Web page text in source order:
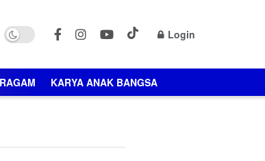
Login
RAGAM KARYA ANAK BANGSA